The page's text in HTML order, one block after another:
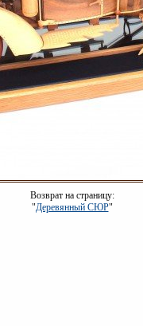
Возврат на страницу:
"Деревянный СЮР"